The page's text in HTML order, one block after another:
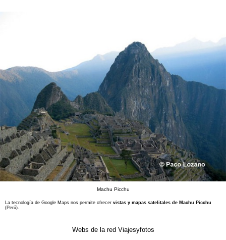
Machu Picchu
La tecnología de Google Maps nos permite ofrecer vistas y mapas satelitales de Machu Picchu
(Perú).
Webs de la red Viajesyfotos